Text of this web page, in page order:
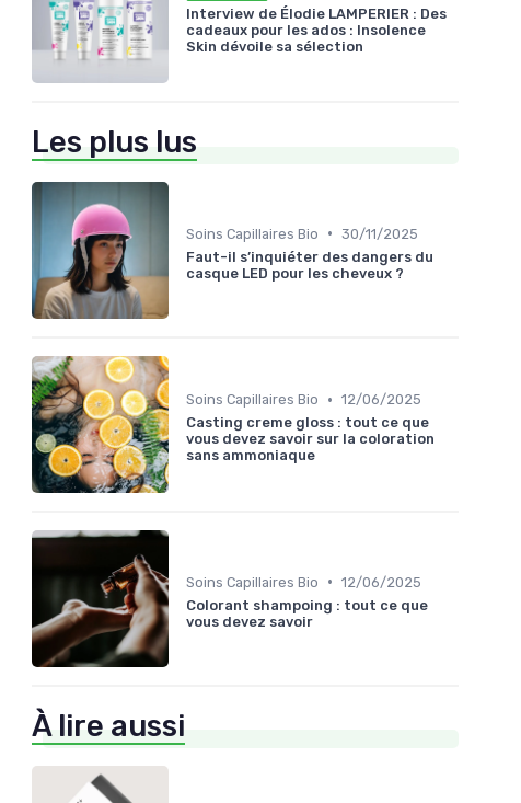
Interview de Élodie LAMPERIER : Des
cadeaux pour les ados : Insolence
Skin dévoile sa sélection
Les plus lus
Soins Capillaires Bio • 30/11/2025
Faut-il s’inquiéter des dangers du
casque LED pour les cheveux ?
Soins Capillaires Bio • 12/06/2025
Casting creme gloss : tout ce que
vous devez savoir sur la coloration
sans ammoniaque
Soins Capillaires Bio • 12/06/2025
Colorant shampoing : tout ce que
vous devez savoir
À lire aussi